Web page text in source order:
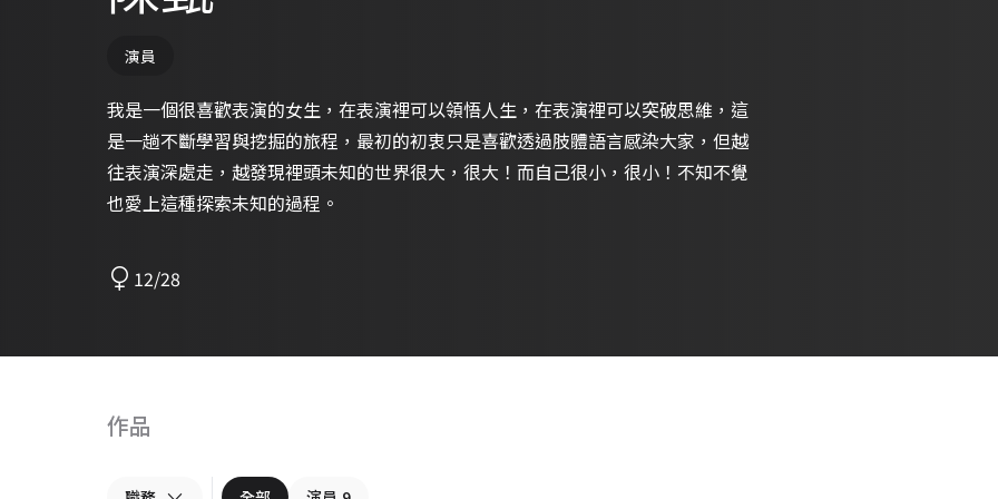
演員
我是一個很喜歡表演的女生，在表演裡可以領悟人生，在表演裡可以突破思維，這
是一趟不斷學習與挖掘的旅程，最初的初衷只是喜歡透過肢體語言感染大家，但越
往表演深處走，越發現裡頭未知的世界很大，很大！而自己很小，很小！不知不覺
也愛上這種探索未知的過程。
12/28
作品